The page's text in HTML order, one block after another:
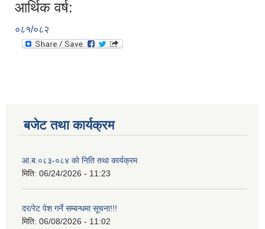
आर्थिक वर्ष:
०८१/०८२
बजेट तथा कार्यक्रम
आ.ब.०८३-०८४ काे निति तथा कार्यक्रम
मिति: 06/24/2026 - 11:23
दर/रेट पेश गर्ने सम्बन्धमा सूचना!!!
मिति: 06/08/2026 - 11:02